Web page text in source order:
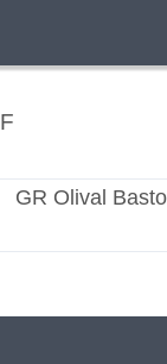
GR Olival Basto